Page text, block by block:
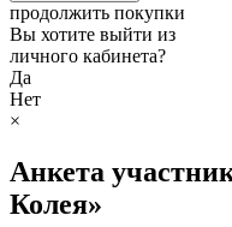
продолжить покупки
Вы хотите выйти из
личного кабинета?
Да
Нет
×
Анкета
Колея»